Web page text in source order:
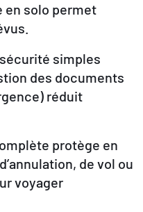
FREN
en solo permet
simples
des documents
réduit
protège en
de vol ou
voyager